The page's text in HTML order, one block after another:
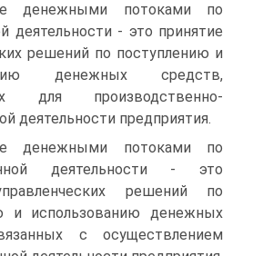
денежными потоками по
деятельности - это принятие
решений по поступ­лению и
денежных средств,
для производственно-
деятельности предприятия.
денежными потоками по
деятельности - это
решений по
и использованию денежных
с осуществлением